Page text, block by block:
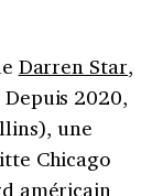
Darren Star,
2020,
une
Chicago
américain